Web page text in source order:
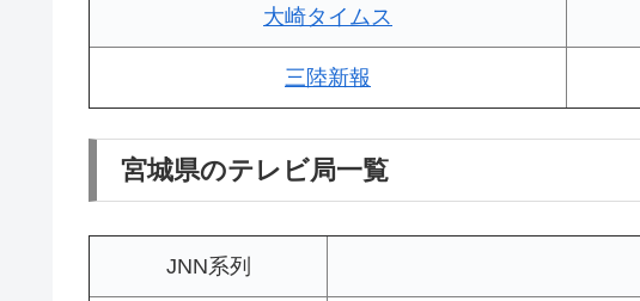
大崎タイムス
三陸新報
宮城県のテレビ局一覧
JNN系列